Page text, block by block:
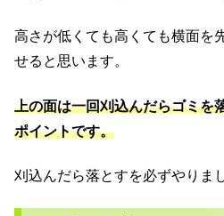
高さが低くても高くても横面を
せると思います。
上の面は一回刈込んだらゴミを
ポイントです。
刈込んだら落とすを必ずやりま